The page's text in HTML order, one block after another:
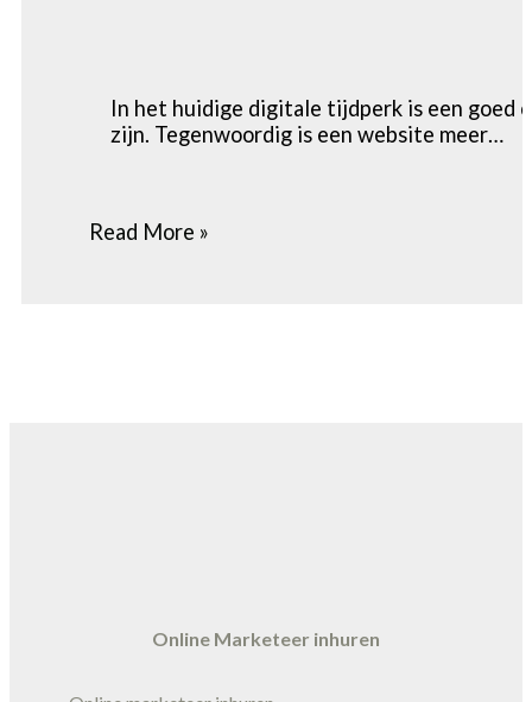
In het huidige digitale tijdperk is een goed
zijn. Tegenwoordig is een website meer…
Read More »
Online Marketeer inhuren